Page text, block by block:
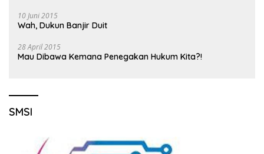
10 Juni 2015
Wah, Dukun Banjir Duit
28 April 2015
Mau Dibawa Kemana Penegakan Hukum Kita?!
SMSI